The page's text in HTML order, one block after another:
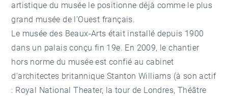
artistique du musée le positionne déjà comme le plus
grand musée de l’Ouest français.
Le musée des Beaux-Arts était installé depuis 1900
dans un palais conçu fin 19e. En 2009, le chantier
hors norme du musée est confié au cabinet
d’architectes britannique Stanton Williams (à son actif
: Royal National Theater, la tour de Londres, Théâtre